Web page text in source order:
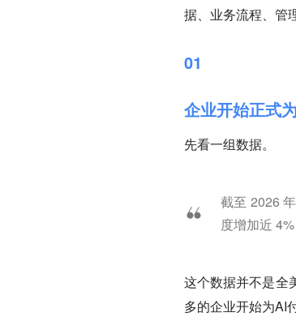
据、业务流程、管
01
企业开始正式
先看一组数据。
截至 2026
度增加近
这个数据并不是全
多的企业开始为AI